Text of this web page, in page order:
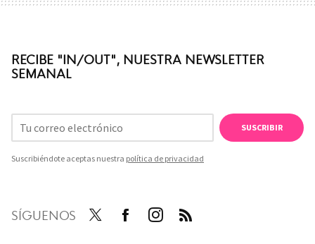
RECIBE "IN/OUT", NUESTRA NEWSLETTER
SEMANAL
SUSCRIBIR
Suscribiéndote aceptas nuestra política de privacidad
SÍGUENOS